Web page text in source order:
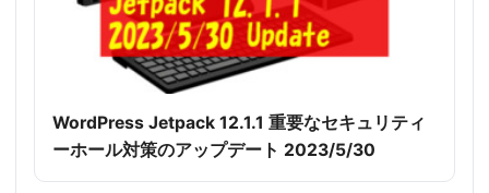
WordPress Jetpack 12.1.1 重要なセキュリティ
ーホール対策のアップデート 2023/5/30